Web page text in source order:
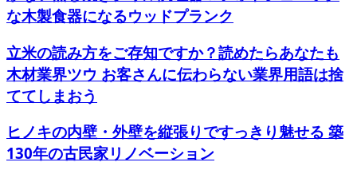
な木製食器になるウッドプランク
立米の読み方をご存知ですか？読めたらあなたも
木材業界ツウ お客さんに伝わらない業界用語は捨
ててしまおう
ヒノキの内壁・外壁を縦張りですっきり魅せる 築
130年の古民家リノベーション